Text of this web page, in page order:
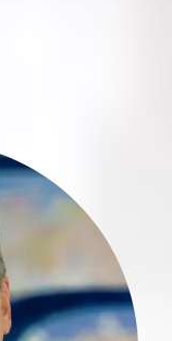
und
verfügt
im
Ausbildung
er sein
an der